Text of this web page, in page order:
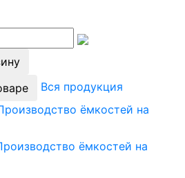
Вся продукция
ёмкостей на
ёмкостей на